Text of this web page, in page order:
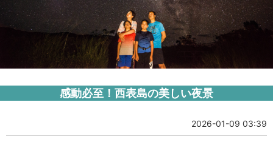
感動必至！西表島の美しい夜景
2026-01-09 03:39